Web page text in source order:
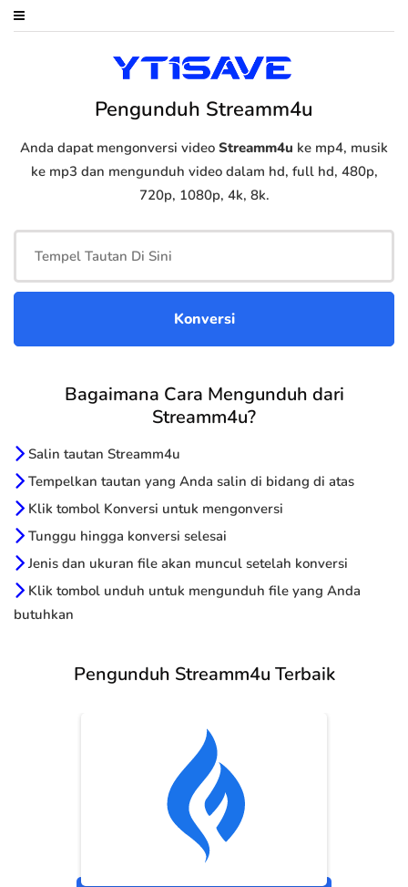
Pengunduh Streamm4u
Anda dapat mengonversi video Streamm4u ke mp4, musik
ke mp3 dan mengunduh video dalam hd, full hd, 480p,
720p, 1080p, 4k, 8k.
Bagaimana Cara Mengunduh dari
Streamm4u?
Salin tautan Streamm4u
Tempelkan tautan yang Anda salin di bidang di atas
Klik tombol Konversi untuk mengonversi
Tunggu hingga konversi selesai
Jenis dan ukuran file akan muncul setelah konversi
Klik tombol unduh untuk mengunduh file yang Anda
butuhkan
Pengunduh Streamm4u Terbaik